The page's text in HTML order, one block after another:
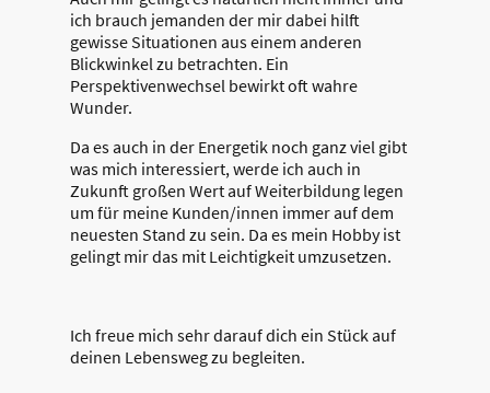
ich brauch jemanden der mir dabei hilft
gewisse Situationen aus einem anderen
Blickwinkel zu betrachten. Ein
Perspektivenwechsel bewirkt oft wahre
Wunder.
Da es auch in der Energetik noch ganz viel gibt
was mich interessiert, werde ich auch in
Zukunft großen Wert auf Weiterbildung legen
um für meine Kunden/innen immer auf dem
neuesten Stand zu sein. Da es mein Hobby ist
gelingt mir das mit Leichtigkeit umzusetzen.
Ich freue mich sehr darauf dich ein Stück auf
deinen Lebensweg zu begleiten.